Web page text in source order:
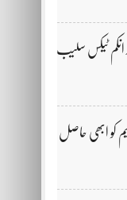
انکم ٹیکس سلیب
کو ابھی حاصل